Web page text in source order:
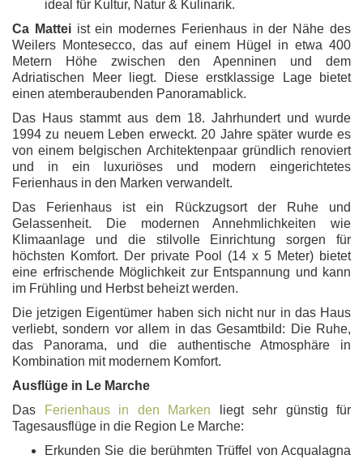
ideal für Kultur, Natur & Kulinarik.
Ca Matteiist ein modernes Ferienhaus in der Nähe des
Weilers Montesecco, das auf einem Hügel in etwa 400
Metern Höhe zwischen den Apenninen und dem
Adriatischen Meer liegt. Diese erstklassige Lage bietet
einen atemberaubenden Panoramablick.
Das Haus stammt aus dem 18. Jahrhundert und wurde
1994 zu neuem Leben erweckt. 20 Jahre später wurde es
von einem belgischen Architektenpaar gründlich renoviert
und in ein luxuriöses und modern eingerichtetes
Ferienhaus in den Marken verwandelt.
Das Ferienhaus ist ein Rückzugsort der Ruhe und
Gelassenheit. Die modernen Annehmlichkeiten wie
Klimaanlage und die stilvolle Einrichtung sorgen für
höchsten Komfort. Der private Pool (14 x 5 Meter) bietet
eine erfrischende Möglichkeit zur Entspannung und kann
im Frühling und Herbst beheizt werden.
Die jetzigen Eigentümer haben sich nicht nur in das Haus
verliebt, sondern vor allem in das Gesamtbild: Die Ruhe,
das Panorama, und die authentische Atmosphäre in
Kombination mit modernem Komfort.
Ausflüge in Le Marche
Das
Ferienhaus in den Marken liegt sehr günstig für
Tagesausflüge in die Region Le Marche:
Erkunden Sie die berühmten Trüffel von Acqualagna